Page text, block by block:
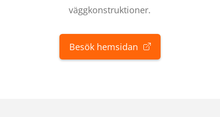
väggkonstruktioner.
Besök hemsidan